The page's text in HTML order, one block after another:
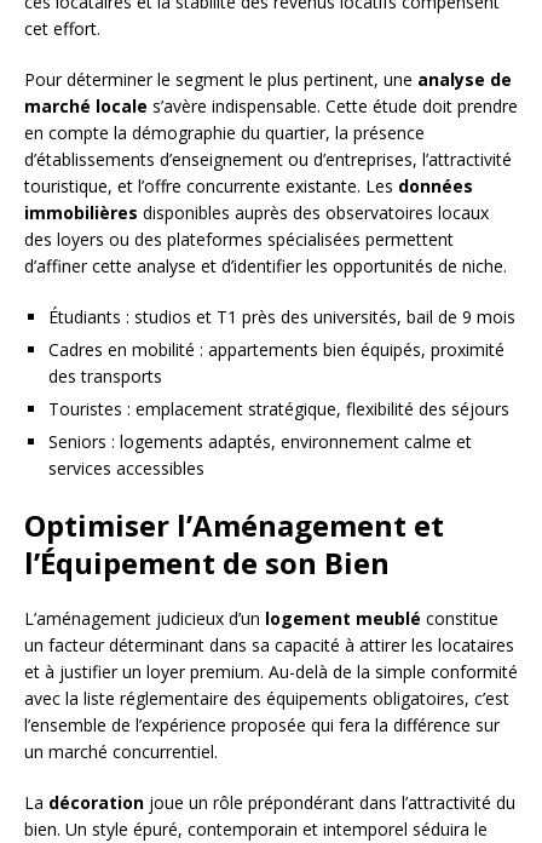
cet effort.
Pour déterminer le segment le plus pertinent, une analyse de
marché locale s’avère indispensable. Cette étude doit prendre
en compte la démographie du quartier, la présence
d’établissements d’enseignement ou d’entreprises, l’attractivité
touristique, et l’offre concurrente existante. Les données
immobilières disponibles auprès des observatoires locaux
des loyers ou des plateformes spécialisées permettent
d’affiner cette analyse et d’identifier les opportunités de niche.
Étudiants : studios et T1 près des universités, bail de 9 mois
Cadres en mobilité : appartements bien équipés, proximité
des transports
Touristes : emplacement stratégique, flexibilité des séjours
Seniors : logements adaptés, environnement calme et
services accessibles
Optimiser l’Aménagement et
l’Équipement de son Bien
L’aménagement judicieux d’un logement meublé constitue
un facteur déterminant dans sa capacité à attirer les locataires
et à justifier un loyer premium. Au-delà de la simple conformité
avec la liste réglementaire des équipements obligatoires, c’est
l’ensemble de l’expérience proposée qui fera la différence sur
un marché concurrentiel.
La décoration joue un rôle prépondérant dans l’attractivité du
bien. Un style épuré, contemporain et intemporel séduira le